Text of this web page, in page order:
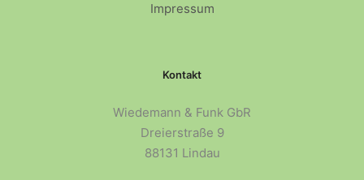
Impressum
Kontakt
Wiedemann & Funk GbR
Dreierstraße 9
88131 Lindau